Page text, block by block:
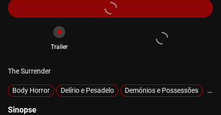
Trailer
The Surrender
Body Horror Delírio e Pesadelo Demónios e Possessões
Sinopse